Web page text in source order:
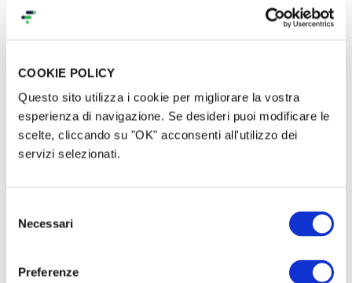
COOKIE POLICY
Questo sito utilizza i cookie per migliorare la vostra
esperienza di navigazione. Se desideri puoi modificare le
scelte, cliccando su "OK" acconsenti all'utilizzo dei
servizi selezionati.
delNecessari
Preferenze
Zanego ma anche olio extravergine di oliva del
attività lavorative ragazzi autistici).